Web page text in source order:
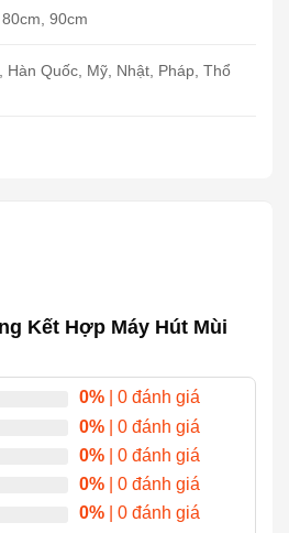
lòng nhiều người tiêu dùng
sang trọng SCHOTT
– Đức, một loại gốm kính
sứ thủy tinh đặc biệt
có khả năng chịu
va đập tốt, chống lại những
đến 750°C và đặc biệt không
90cm
Hàn Quốc, Mỹ, Nhật, Pháp, Thổ
Kết Hợp Máy Hút Mùi
0% | 0 đánh giá
0% | 0 đánh giá
0% | 0 đánh giá
0% | 0 đánh giá
0% | 0 đánh giá